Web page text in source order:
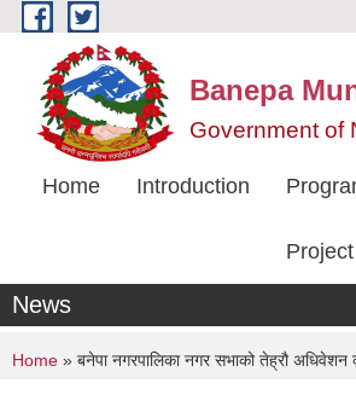
Skip to main content
Banepa
Government of
Home Introduction
Project
News
You are here
Home » बनेपा नगरपालिका नगर सभाको तेह्रौ अधिवेशन